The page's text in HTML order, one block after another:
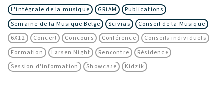
L'intégrale de la musique
GRiAM
Publications
Semaine de la Musique Belge
Scivias
Conseil de la Musique
6X12
Concert Concours Conférence
Conseils individuels
Formation
Larsen Night Rencontre
Résidence
Session d'information
Showcase Kidzik